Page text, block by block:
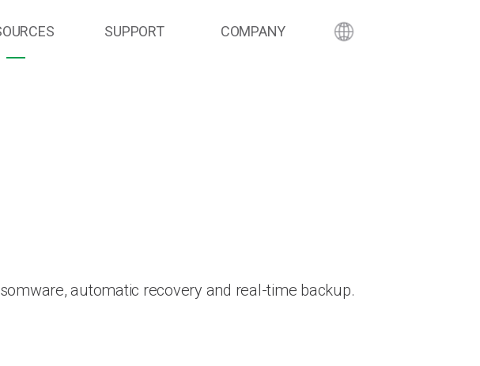
SUPPORT COMPANY
automatic recovery and real-time backup.